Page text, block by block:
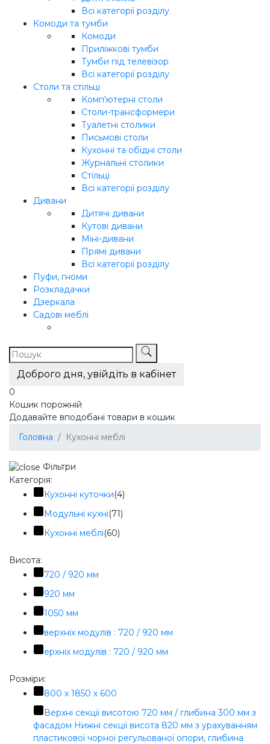
Всі категорії розділу
Комоди та тумби
Комоди
Приліжкові тумби
Тумби під телевізор
Всі категорії розділу
Столи та стільці
Комп'ютерні столи
Столи-трансформери
Туалетні столики
Письмові столи
Кухонні та обідні столи
Журнальні столики
Стільці
Всі категорії розділу
Дивани
Дитячі дивани
Кутові дивани
Міні-дивани
Прямі дивани
Всі категорії розділу
Пуфи, гноми
Розкладачки
Дзеркала
Садові меблі
Доброго дня, увійдіть в кабінет
0
Кошик порожній
Додавайте вподобані товари в кошик
Головна
Кухонні меблі
Фільтри
Категорія:
Кухонні куточки(4)
Модульні кухні(71)
Кухонні меблі(60)
Висота:
720 / 920 мм
920 мм
1050 мм
верхніх модулів : 720 / 920 мм
ерхніх модулів : 720 / 920 мм
Розміри:
800 х 1850 х 600
Верхні секції висотою 720 мм / глибина 300 мм з
фасадом Нижні секції висота 820 мм з урахуванням
пластикової чорної регульованої опори, глибина